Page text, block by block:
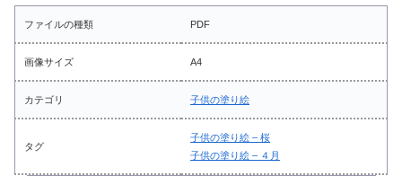
ファイルの種類 PDF
画像サイズ A4
カテゴリ 子供の塗り絵
タグ
子供の塗り絵 – 桜
子供の塗り絵 – ４月